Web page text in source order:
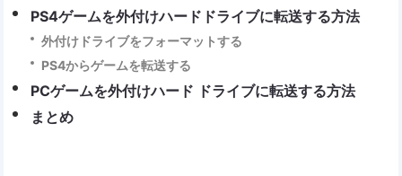
PS4ゲームを外付けハードドライブに転送する方法
外付けドライブをフォーマットする
PS4からゲームを転送する
PCゲームを外付けハード ドライブに転送する方法
まとめ